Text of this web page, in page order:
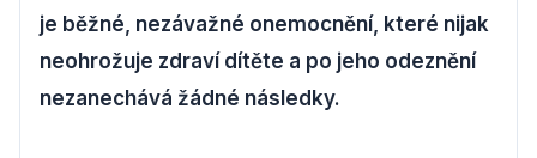
je běžné, nezávažné onemocnění, které nijak
neohrožuje zdraví dítěte a po jeho odeznění
nezanechává žádné následky.